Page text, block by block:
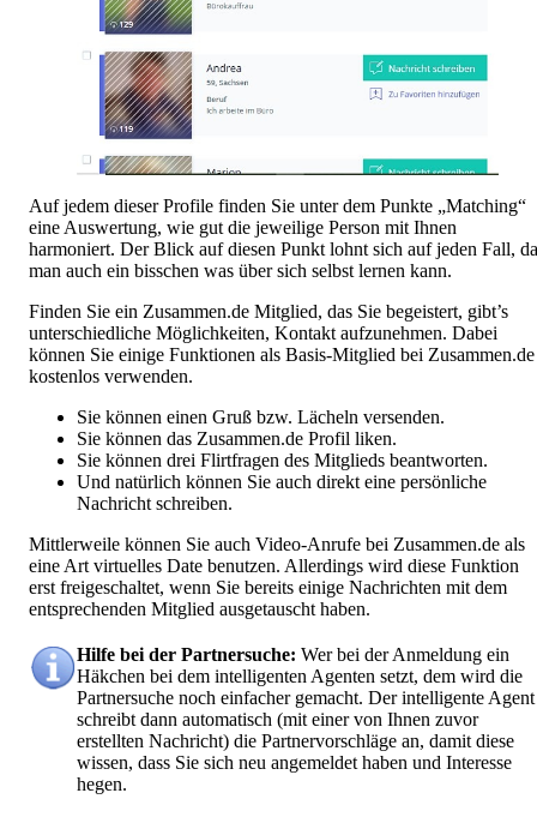
Auf jedem dieser Profile finden Sie unter dem Punkte „Matching“
eine Auswertung, wie gut die jeweilige Person mit Ihnen
harmoniert. Der Blick auf diesen Punkt lohnt sich auf jeden Fall, da
man auch ein bisschen was über sich selbst lernen kann.
Finden Sie ein Zusammen.de Mitglied, das Sie begeistert, gibt’s
unterschiedliche Möglichkeiten, Kontakt aufzunehmen. Dabei
können Sie einige Funktionen als Basis-Mitglied bei Zusammen.de
kostenlos verwenden.
Sie können einen Gruß bzw. Lächeln versenden.
Sie können das Zusammen.de Profil liken.
Sie können drei Flirtfragen des Mitglieds beantworten.
Und natürlich können Sie auch direkt eine persönliche
Nachricht schreiben.
Mittlerweile können Sie auch Video-Anrufe bei Zusammen.de als
eine Art virtuelles Date benutzen. Allerdings wird diese Funktion
erst freigeschaltet, wenn Sie bereits einige Nachrichten mit dem
entsprechenden Mitglied ausgetauscht haben.
Hilfe bei der Partnersuche: Wer bei der Anmeldung ein
Häkchen bei dem intelligenten Agenten setzt, dem wird die
Partnersuche noch einfacher gemacht. Der intelligente Agent
schreibt dann automatisch (mit einer von Ihnen zuvor
erstellten Nachricht) die Partnervorschläge an, damit diese
wissen, dass Sie sich neu angemeldet haben und Interesse
hegen.